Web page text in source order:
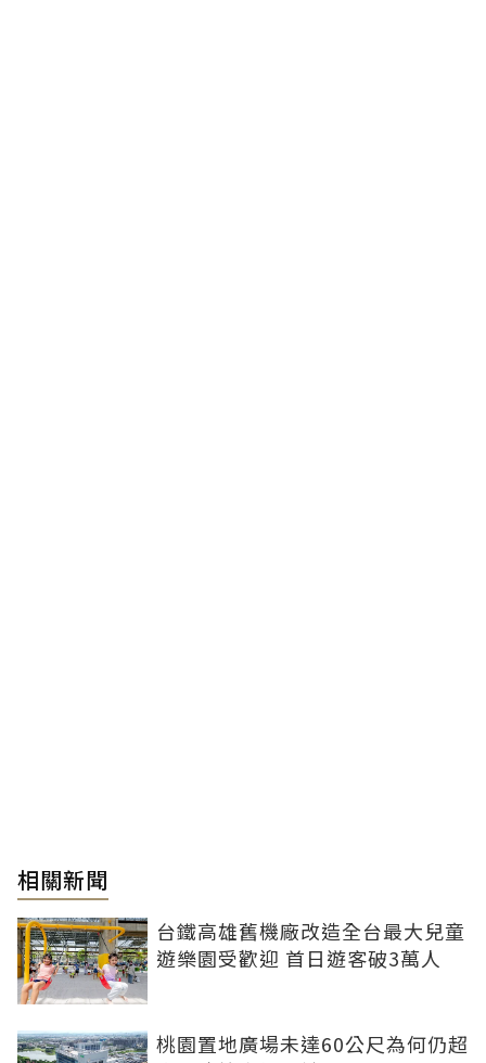
相關新聞
台鐵高雄舊機廠改造全台最大兒童
遊樂園受歡迎 首日遊客破3萬人
桃園置地廣場未達60公尺為何仍超